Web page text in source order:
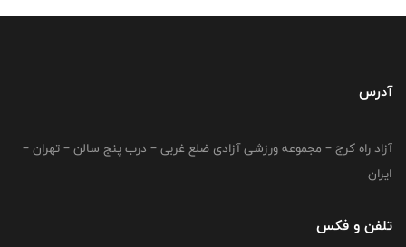
آدرس
آزاد راه کرج – مجموعه ورزشی آزادی ضلع غربی – درب پنج سالن – تهران –
ایران
تلفن و فکس